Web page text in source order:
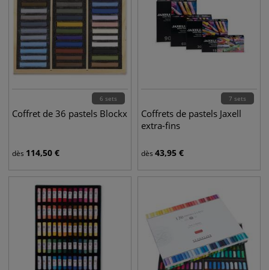
6 sets
Coffret de 36 pastels Blockx
dès 114,50 €
7 sets
Coffrets de pastels Jaxell
extra-fins
dès 43,95 €